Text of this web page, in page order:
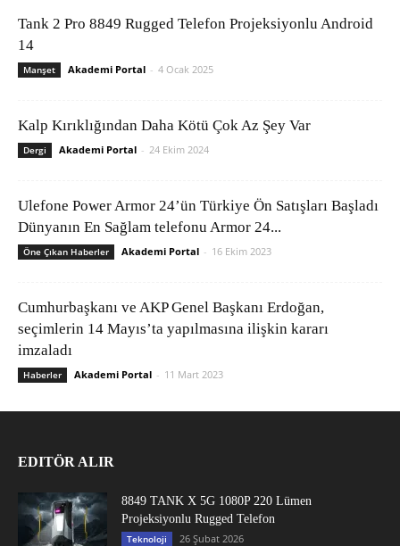
Tank 2 Pro 8849 Rugged Telefon Projeksiyonlu Android
14
Manşet Akademi Portal - 4 Ocak 2025
Kalp Kırıklığından Daha Kötü Çok Az Şey Var
Dergi Akademi Portal - 24 Ekim 2024
Ulefone Power Armor 24’ün Türkiye Ön Satışları Başladı
Dünyanın En Sağlam telefonu Armor 24...
Öne Çıkan Haberler Akademi Portal - 16 Ekim 2023
Cumhurbaşkanı ve AKP Genel Başkanı Erdoğan,
seçimlerin 14 Mayıs’ta yapılmasına ilişkin kararı
imzaladı
Haberler Akademi Portal - 11 Mart 2023
EDITÖR ALIR
8849 TANK X 5G 1080P 220 Lümen
Projeksiyonlu Rugged Telefon
Teknoloji 26 Şubat 2026